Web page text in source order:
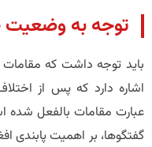
توجه به
باید توجه داشت که
اشاره دارد که پس از
عبارت مقامات بالفعل
گفتگوها، بر اهمیت پابندی